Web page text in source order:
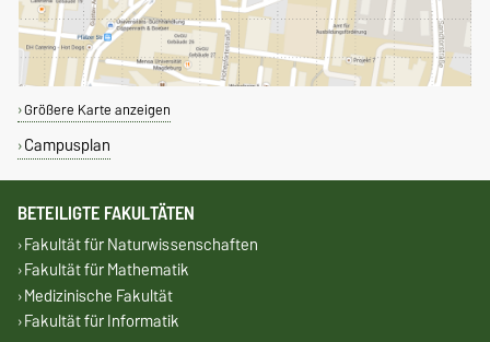
Größere Karte anzeigen
Campusplan
BETEILIGTE FAKULTÄTEN
Fakultät für Naturwissenschaften
Fakultät für Mathematik
Medizinische Fakultät
Fakultät für Informatik